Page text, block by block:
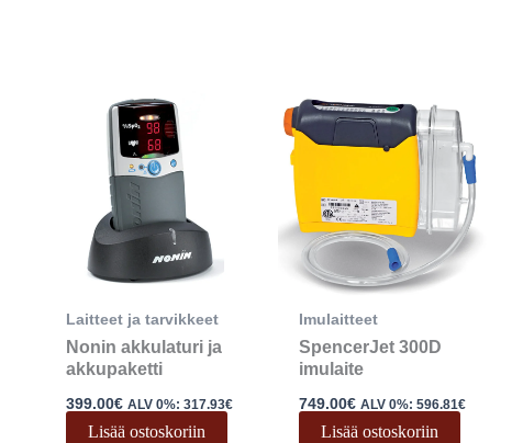
Laitteet ja tarvikkeet
Nonin akkulaturi ja
akkupaketti
399.00€ ALV 0%: 317.93€
Lisää ostoskoriin
Imulaitteet
SpencerJet 300D
imulaite
749.00€ ALV 0%:596.81€
Lisää ostoskoriin